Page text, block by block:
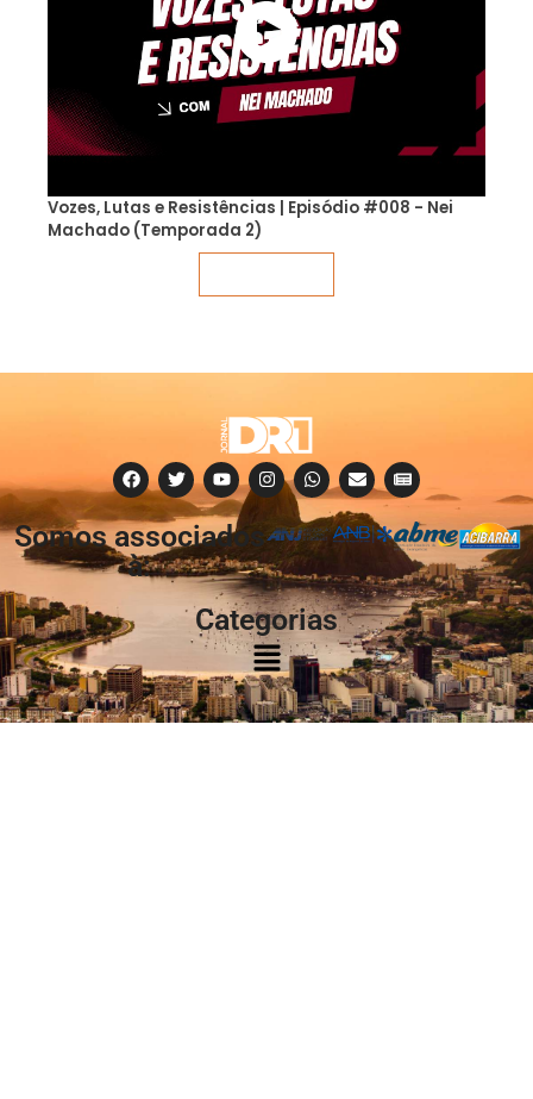
Vozes, Lutas e Resistências | Episódio #008 - Nei
Machado (Temporada 2)
Somos associados
à:
Categorias